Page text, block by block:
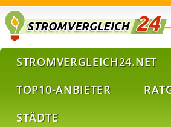
STROMVERGLEICH24.NET
TOP10-ANBIETER
STÄDTE